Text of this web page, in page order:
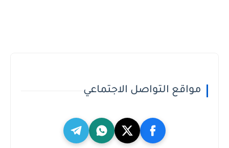
مواقع التواصل الاجتماعي